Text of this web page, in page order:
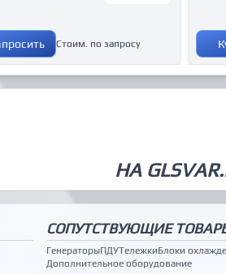
Стоим. по запросу
НА
СОПУТСТВУЮЩИЕ
ГенераторыПДУТележкиБлоки
Дополнительное оборудование